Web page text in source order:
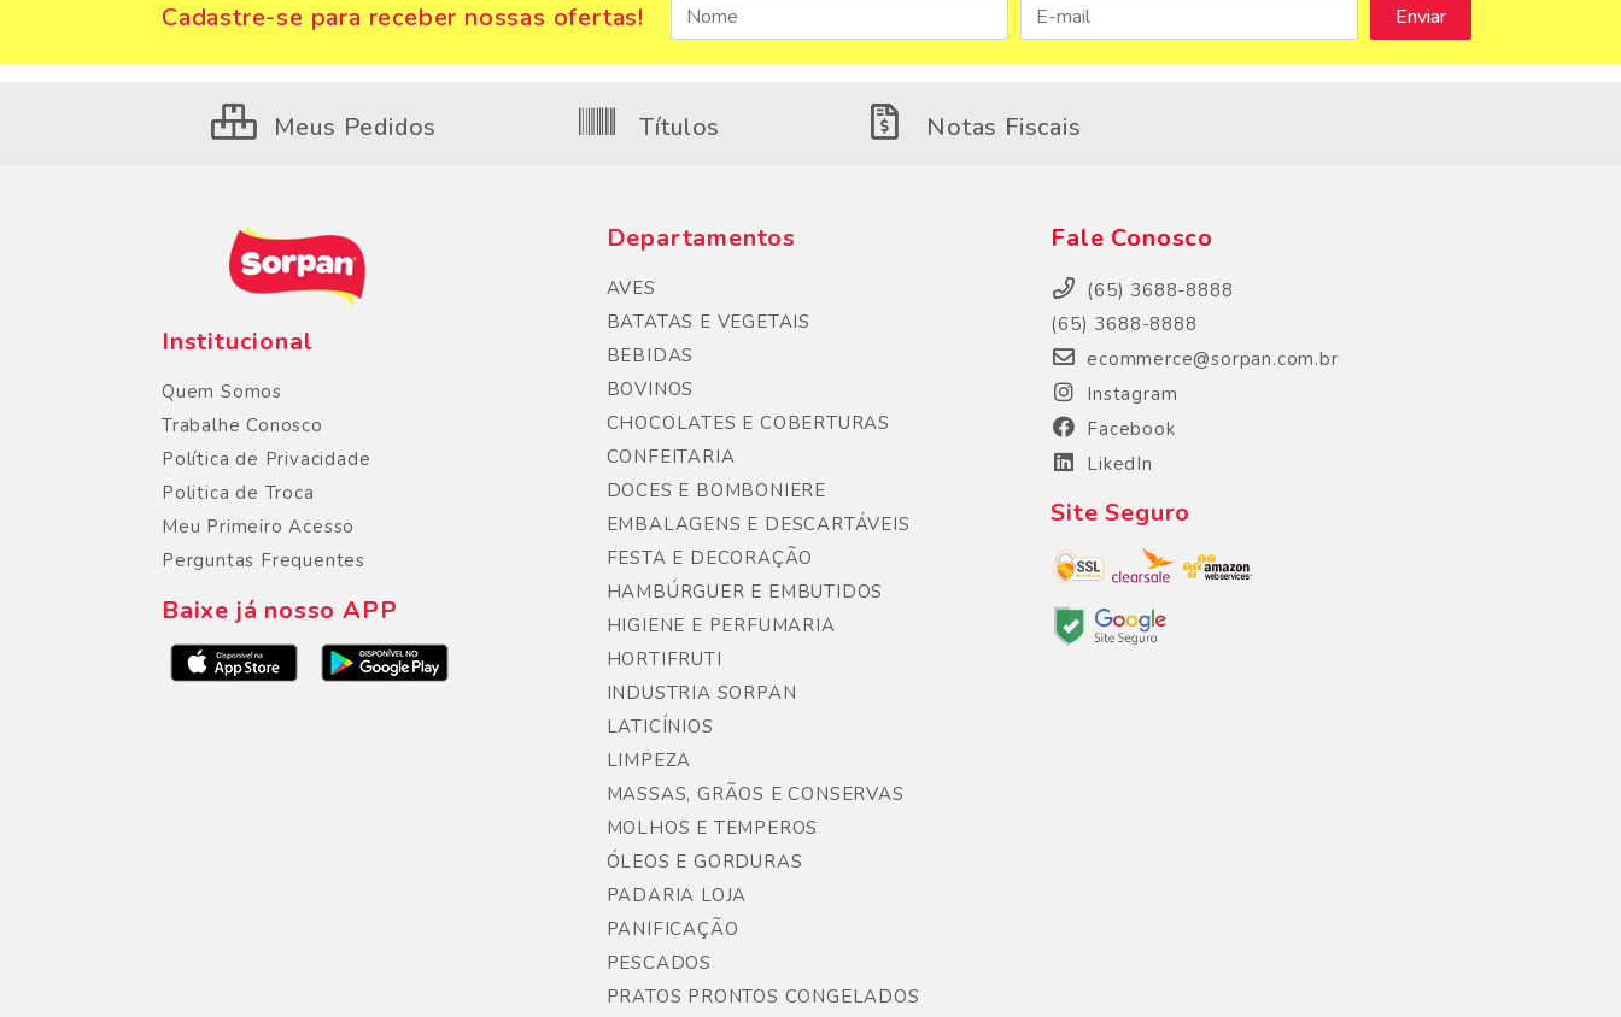
Cadastre-se para receber nossas ofertas!
Meus Pedidos Títulos Notas Fiscais
Institucional
Quem Somos
Trabalhe Conosco
Política de Privacidade
Politica de Troca
Meu Primeiro Acesso
Perguntas Frequentes
Baixe já nosso APP
Departamentos
AVES
BATATAS E VEGETAIS
BEBIDAS
BOVINOS
CHOCOLATES E COBERTURAS
CONFEITARIA
DOCES E BOMBONIERE
EMBALAGENS E DESCARTÁVEIS
FESTA E DECORAÇÃO
HAMBÚRGUER E EMBUTIDOS
HIGIENE E PERFUMARIA
HORTIFRUTI
INDUSTRIA SORPAN
LATICÍNIOS
LIMPEZA
MASSAS, GRÃOS E CONSERVAS
MOLHOS E TEMPEROS
ÓLEOS E GORDURAS
PADARIA LOJA
PANIFICAÇÃO
PESCADOS
PRATOS PRONTOS CONGELADOS
Fale Conosco
(65) 3688-8888
(65) 3688-8888
ecommerce@sorpan.com.br
Instagram
Facebook
LikedIn
Site Seguro